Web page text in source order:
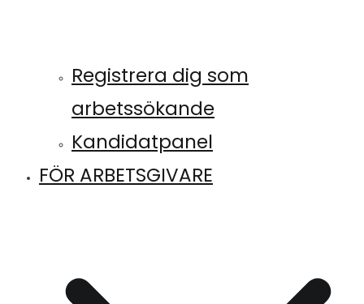
Registrera dig som
arbetssökande
Kandidatpanel
FÖR ARBETSGIVARE